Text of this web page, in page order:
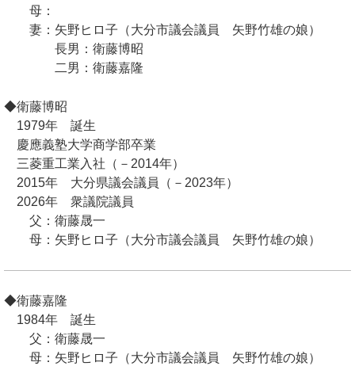
母：
妻：矢野ヒロ子（大分市議会議員 矢野竹雄の娘）
長男：衛藤博昭
二男：衛藤嘉隆
◆衛藤博昭
1979年 誕生
慶應義塾大学商学部卒業
三菱重工業入社（－2014年）
2015年 大分県議会議員（－2023年）
2026年 衆議院議員
父：衛藤晟一
母：矢野ヒロ子（大分市議会議員 矢野竹雄の娘）
◆衛藤嘉隆
1984年 誕生
父：衛藤晟一
母：矢野ヒロ子（大分市議会議員 矢野竹雄の娘）